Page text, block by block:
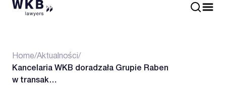
Home/Aktualności /
Kancelaria WKB doradzała Grupie Raben
w transak…